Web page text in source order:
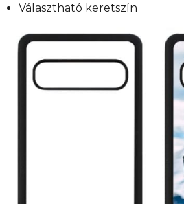
Választható keretszín